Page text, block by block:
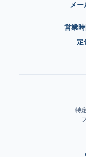
メ
営業
定
特